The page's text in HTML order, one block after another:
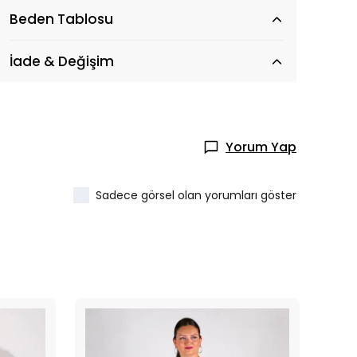
Beden Tablosu
İade & Değişim
Yorum Yap
Sadece görsel olan yorumları göster